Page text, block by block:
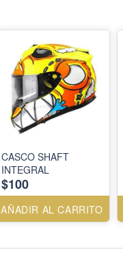
CASCO SHAFT
INTEGRAL
$100
AÑADIR AL CARRITO